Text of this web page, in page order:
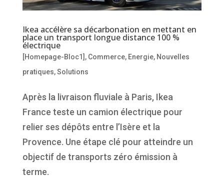
Ikea accélère sa décarbonation en mettant en
place un transport longue distance 100 %
électrique
[Homepage-Bloc1] , Commerce, Energie, Nouvelles
pratiques,Solutions
Après la livraison fluviale à Paris, Ikea
France teste un camion électrique pour
relier ses dépôts entre l’Isère et la
Provence. Une étape clé pour atteindre un
objectif de transports zéro émission à
terme.